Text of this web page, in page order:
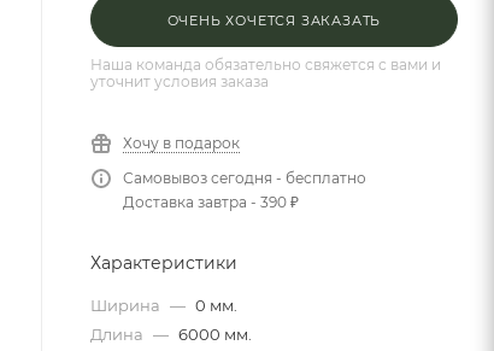
ОЧЕНЬ ХОЧЕТСЯ ЗАКАЗАТЬ
Наша команда обязательно свяжется с вами и
уточнит условия заказа
Хочу в подарок
Самовывоз сегодня - бесплатно
Доставка завтра - 390 ₽
Характеристики
Ширина — 0 мм.
Длина — 6000 мм.